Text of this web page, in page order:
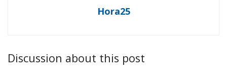
Hora25
Discussion about this post